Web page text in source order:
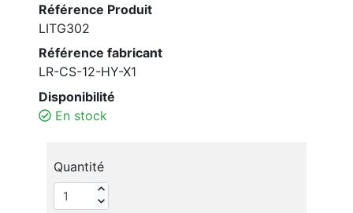
Référence Produit
LITG302
Référence fabricant
LR-CS-12-HY-X1
Disponibilité
En stock
Quantité